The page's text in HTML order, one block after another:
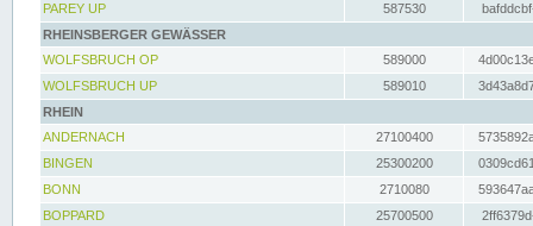
PAREY UP
587530
RHEINSBERGER GEWÄSSER
WOLFSBRUCH OP
589000
WOLFSBRUCH UP
589010
RHEIN
ANDERNACH
27100400
BINGEN
25300200
BONN
2710080
BOPPARD
25700500